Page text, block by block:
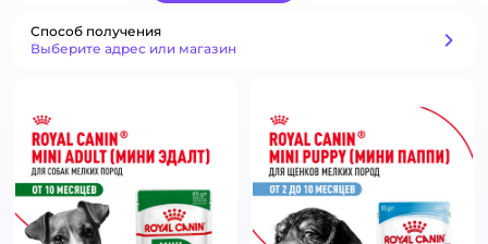
Способ получения
Выберите адрес или магазин